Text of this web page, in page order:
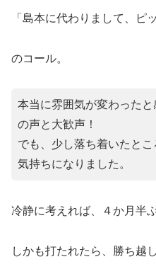
「島本に代わりまして、ピ
のコール。
本当に雰囲気が変わったと
の声と大歓声！
でも、少し落ち着いたと
気持ちになりました。
冷静に考えれば、４か月半
しかも打たれたら、勝ち越